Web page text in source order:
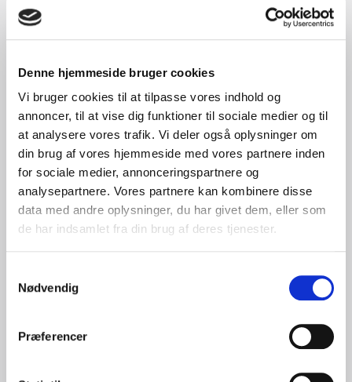
Denne hjemmeside bruger cookies
Vi bruger cookies til at tilpasse vores indhold og
annoncer, til at vise dig funktioner til sociale medier og til
at analysere vores trafik. Vi deler også oplysninger om
din brug af vores hjemmeside med vores partnere inden
for sociale medier, annonceringspartnere og
analysepartnere. Vores partnere kan kombinere disse
data med andre oplysninger, du har givet dem, eller som
de har indsamlet fra din brug af deres tjenester.
Nødvendig
Præferencer